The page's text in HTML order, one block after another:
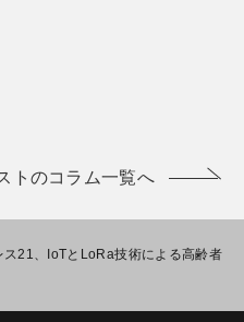
トのコラム一覧へ
ス21、IoTとLoRa技術による高齢者